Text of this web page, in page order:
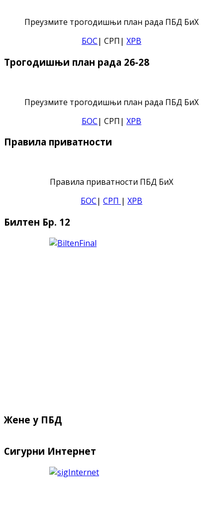
Преузмите трогодишњи план рада ПБД БиХ
БОС| СРП| ХРВ
Трогодишњи план рада 26-28
Преузмите трогодишњи план рада ПБД БиХ
БОС| СРП| ХРВ
Правила приватности
Правила приватности ПБД БиХ
БОС| СРП | ХРВ
Билтен Бр. 12
Жене у ПБД
Сигурни Интернет